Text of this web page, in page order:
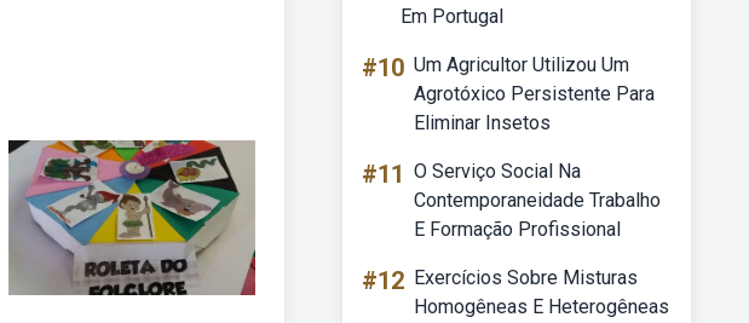
Em Portugal
#10 Um Agricultor Utilizou Um
Agrotóxico Persistente Para
Eliminar Insetos
#11 O Serviço Social Na
Contemporaneidade Trabalho
E Formação Profissional
#12 Exercícios Sobre Misturas
Homogêneas E Heterogêneas